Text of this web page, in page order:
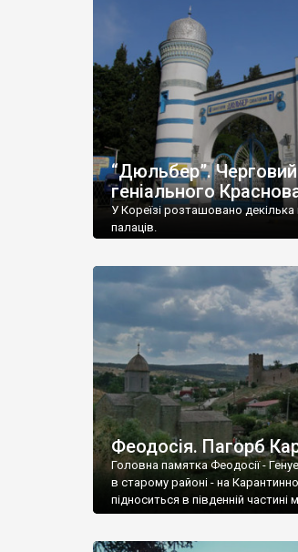
“Дюльбер”. Черговий
геніального
У Кореїзі розташовано
палаців.
Феодосія. Пагорб
Головна памятка Феодосії -
в старому районі - на
підноситься в південній частині